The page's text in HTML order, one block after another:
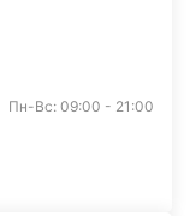
Пн-Вс: 09:00 - 21:00